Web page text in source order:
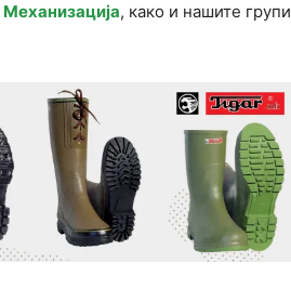
Механизација, како и нашите групи